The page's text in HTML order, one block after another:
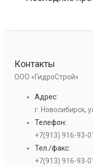
Контакты
ООО «ГидроСтрой»
Адрес:
г. Новосибирск,
Телефон:
+7(913) 916-93-01
Тел./факс:
+7(913) 916-93-01